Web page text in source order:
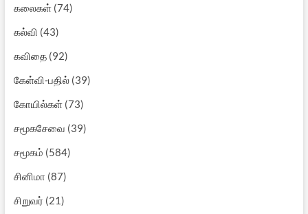
கலைகள்(74)
கல்வி (43)
கவிதை(92)
கேள்வி-பதில்(39)
கோயில்கள்(73)
சமூகசேவை (39)
சமூகம் (584)
சினிமா (87)
சிறுவர் (21)